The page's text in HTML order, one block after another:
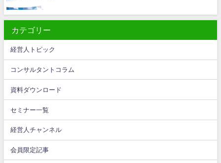
カテゴリー
経営人トピック
コンサルタントコラム
資料ダウンロード
セミナー一覧
経営人チャンネル
会員限定記事